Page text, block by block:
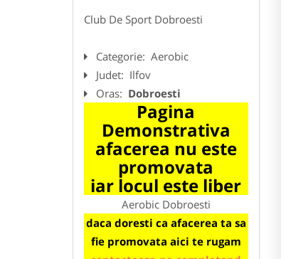
Club De Sport Dobroesti
Categorie: Aerobic
Judet: Ilfov
Oras: Dobroesti
Pagina
Demonstrativa
afacerea nu este
promovata
iar locul este liber
Aerobic Dobroesti
daca doresti ca afacerea ta sa
fie promovata aici te rugam